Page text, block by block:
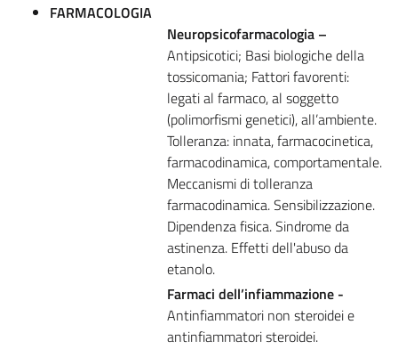
FARMACOLOGIA
Neuropsicofarmacologia –
Antipsicotici; Basi biologiche della
tossicomania; Fattori favorenti:
legati al farmaco, al soggetto
(polimorfismi genetici), all’ambiente.
Tolleranza: innata, farmacocinetica,
farmacodinamica, comportamentale.
Meccanismi di tolleranza
farmacodinamica. Sensibilizzazione.
Dipendenza fisica. Sindrome da
astinenza. Effetti dell'abuso da
etanolo.
Farmaci dell’infiammazione -
Antinfiammatori non steroidei e
antinfiammatori steroidei.